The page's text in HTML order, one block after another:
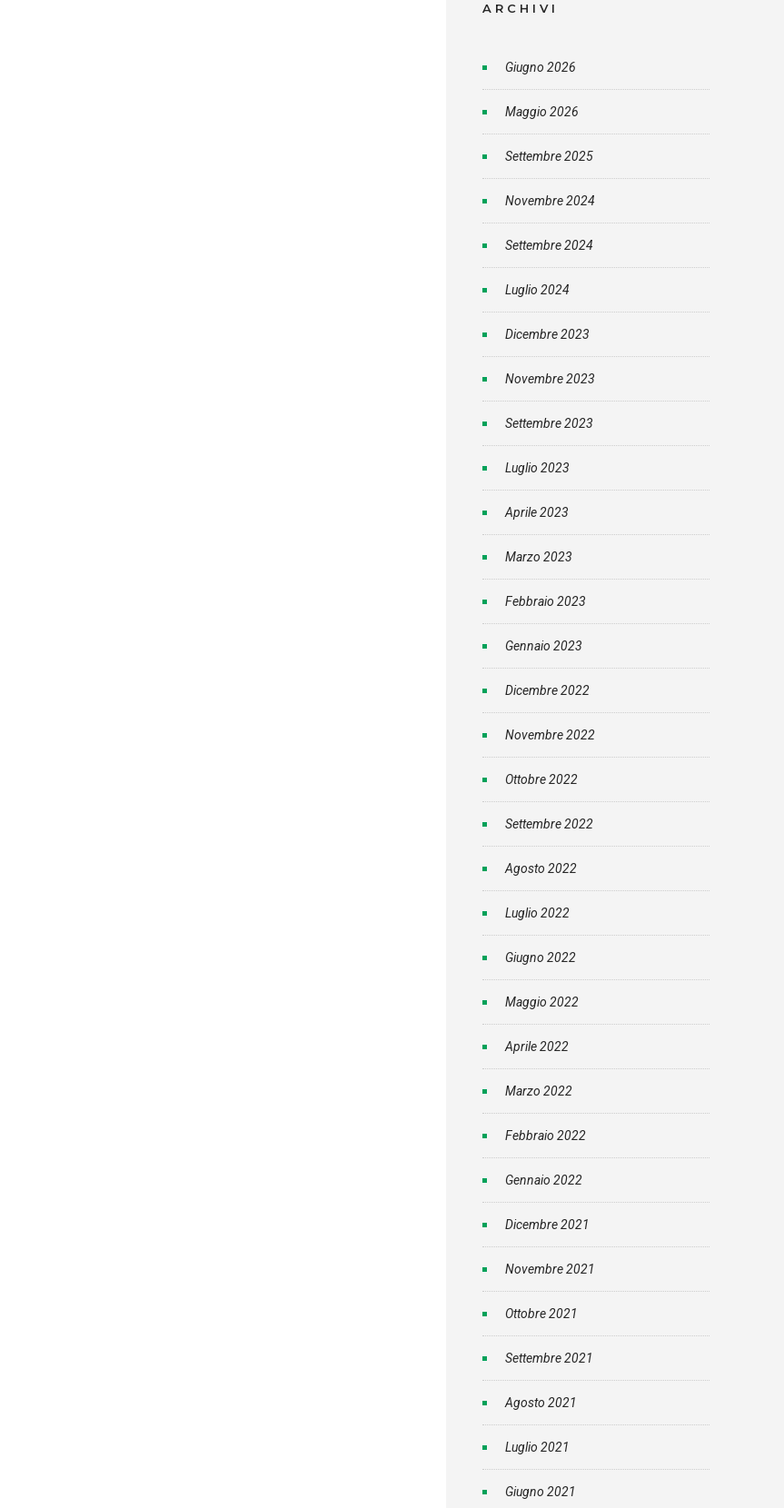
ARCHIVI
Giugno 2026
Maggio 2026
Settembre 2025
Novembre 2024
Settembre 2024
Luglio 2024
Dicembre 2023
Novembre 2023
Settembre 2023
Luglio 2023
Aprile 2023
Marzo 2023
Febbraio 2023
Gennaio 2023
Dicembre 2022
Novembre 2022
Ottobre 2022
Settembre 2022
Agosto 2022
Luglio 2022
Giugno 2022
Maggio 2022
Aprile 2022
Marzo 2022
Febbraio 2022
Gennaio 2022
Dicembre 2021
Novembre 2021
Ottobre 2021
Settembre 2021
Agosto 2021
Luglio 2021
Giugno 2021